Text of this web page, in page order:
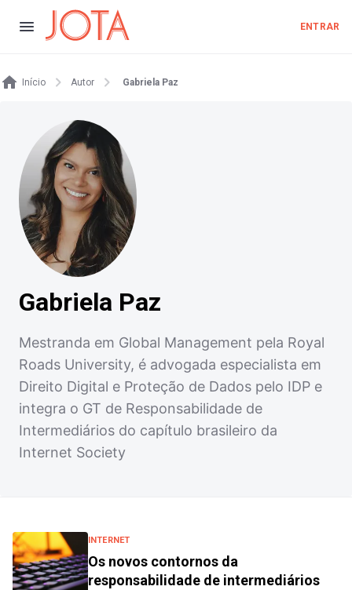
ENTRAR
Início Autor Gabriela Paz
Gabriela Paz
Mestranda em Global Management pela Royal
Roads University, é advogada especialista em
Direito Digital e Proteção de Dados pelo IDP e
integra o GT de Responsabilidade de
Intermediários do capítulo brasileiro da
Internet Society
INTERNET
Os novos contornos da
responsabilidade de intermediários